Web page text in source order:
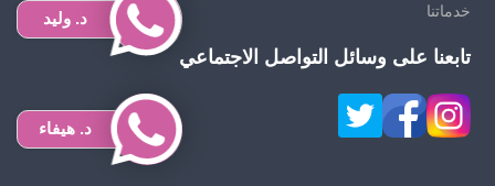
خدماتنا
تابعنا على وسائل التواصل الاجتماعي
د. وليد
د. هيفاء